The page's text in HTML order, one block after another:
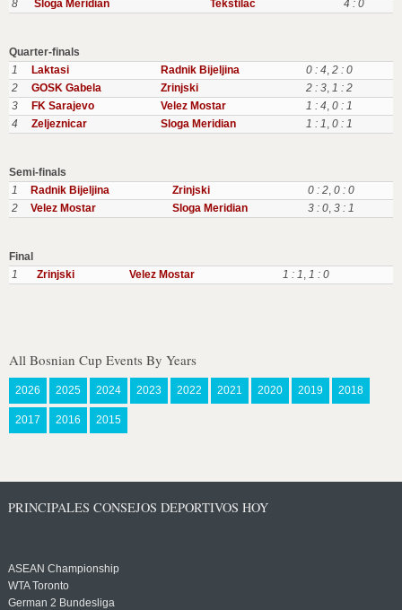
8
Sloga Meridian Tekstilac 4 : 0
Quarter-finals
1
Laktasi Radnik Bijeljina 0 : 4, 2 : 0
2
GOSK Gabela Zrinjski 2 : 3, 1 : 2
3
FK Sarajevo Velez Mostar 1 : 4, 0 : 1
4
Zeljeznicar Sloga Meridian 1 : 1, 0 : 1
Semi-finals
1
Radnik Bijeljina Zrinjski 0 : 2, 0 : 0
2
Velez Mostar Sloga Meridian 3 : 0, 3 : 1
Final
1
Zrinjski Velez Mostar 1 : 1, 1 : 0
All Bosnian Cup Events By Years
2026 2025 2024 2023 2022 2021 2020 2019 2018
2017 2016 2015
PRINCIPALES CONSEJOS DEPORTIVOS HOY
ASEAN Championship
WTA Toronto
German 2 Bundesliga